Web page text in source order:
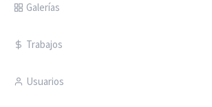
Galerías
Trabajos
Usuarios